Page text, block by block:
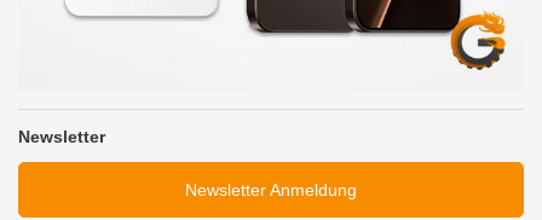
Newsletter
Newsletter Anmeldung